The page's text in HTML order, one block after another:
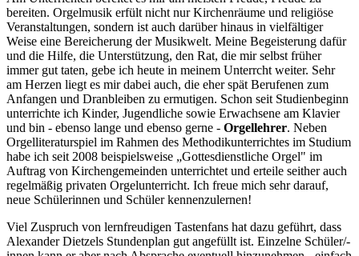
bereiten. Orgelmusik erfült nicht nur Kirchenräume und religiöse
Veranstaltungen, sondern ist auch darüber hinaus in vielfältiger
Weise eine Bereicherung der Musikwelt. Meine Begeisterung dafür
und die Hilfe, die Unterstützung, den Rat, die mir selbst früher
immer gut taten, gebe ich heute in meinem Unterrcht weiter. Sehr
am Herzen liegt es mir dabei auch, die eher spät Berufenen zum
Anfangen und Dranbleiben zu ermutigen. Schon seit Studienbeginn
unterrichte ich Kinder, Jugendliche sowie Erwachsene am Klavier
und bin - ebenso lange und ebenso gerne - Orgellehrer. Neben
Orgelliteraturspiel im Rahmen des Methodikunterrichtes im Studium
habe ich seit 2008 beispielsweise „Gottesdienstliche Orgel" im
Auftrag von Kirchengemeinden unterrichtet und erteile seither auch
regelmäßig privaten Orgelunterricht. Ich freue mich sehr darauf,
neue Schülerinnen und Schüler kennenzulernen!
Viel Zuspruch von lernfreudigen Tastenfans hat dazu geführt, dass
Alexander Dietzels Stundenplan gut angefüllt ist. Einzelne Schüler/-